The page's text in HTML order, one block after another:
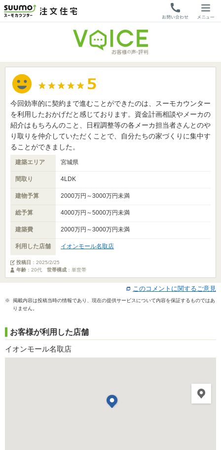
今回効率的に契約まで進むことができたのは、スーモカウンター
を利用したおかげだと感じております。資金計画相談やメーカの
紹介はもちろんのこと、日程調整等の各メーカ担当者さんとのや
り取りを仲介していただくことで、自分たちの家づくりに集中す
ることができました。
建築エリア 宮城県
間取り 4LDK
建物予算 2000万円～3000万円未満
総予算 4000万円～5000万円未満
建築費 2000万円～3000万円未満
利用した店舗 イオンモール名取店
投稿日 ： 2025/2/25
年齢 ：20代 世帯構成 ：単世帯
このコメントに関するご意見
※ 掲載内容は投稿当時の情報であり、現在の提供サービスについて内容を保証するものではあ
りません。
お客様が利用した店舗
イオンモール名取店